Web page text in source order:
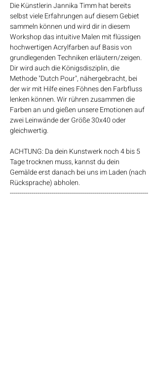
Die Künstlerin Jannika Timm hat bereits
selbst viele Erfahrungen auf diesem Gebiet
sammeln können und wird dir in diesem
Workshop das intuitive Malen mit flüssigen
hochwertigen Acrylfarben auf Basis von
grundlegenden Techniken erläutern/zeigen.
Dir wird auch die Königsdisziplin, die
Methode "Dutch Pour", nähergebracht, bei
der wir mit Hilfe eines Föhnes den Farbfluss
lenken können. Wir rühren zusammen die
Farben an und gießen unsere Emotionen auf
zwei Leinwände der Größe 30x40 oder
gleichwertig.
ACHTUNG: Da dein Kunstwerk noch 4 bis 5
Tage trocknen muss, kannst du dein
Gemälde erst danach bei uns im Laden (nach
Rücksprache) abholen.
----------------------------------------------------------------------